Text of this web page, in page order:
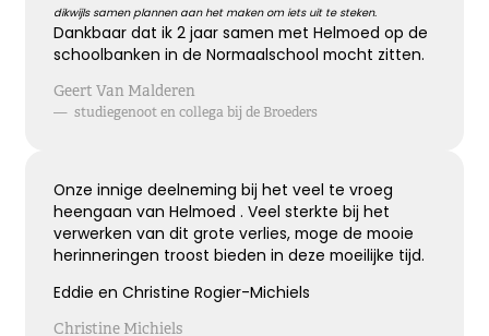
dikwijls samen plannen aan het maken om iets uit te steken.
Dankbaar dat ik 2 jaar samen met Helmoed op de
schoolbanken in de Normaalschool mocht zitten.
Geert Van Malderen
— studiegenoot en collega bij de Broeders
Onze innige deelneming bij het veel te vroeg
heengaan van Helmoed . Veel sterkte bij het
verwerken van dit grote verlies, moge de mooie
herinneringen troost bieden in deze moeilijke tijd.
Eddie en Christine Rogier-Michiels
Christine Michiels
Dank voor wie je was en wat je deed, weet dat ik
je nooit vergeet ...
Kies dit gedicht
Onvergetelijk
Dat jij er bent geweest voor ons is zo
onvergetelijk mooi, we vergeten je nooit.